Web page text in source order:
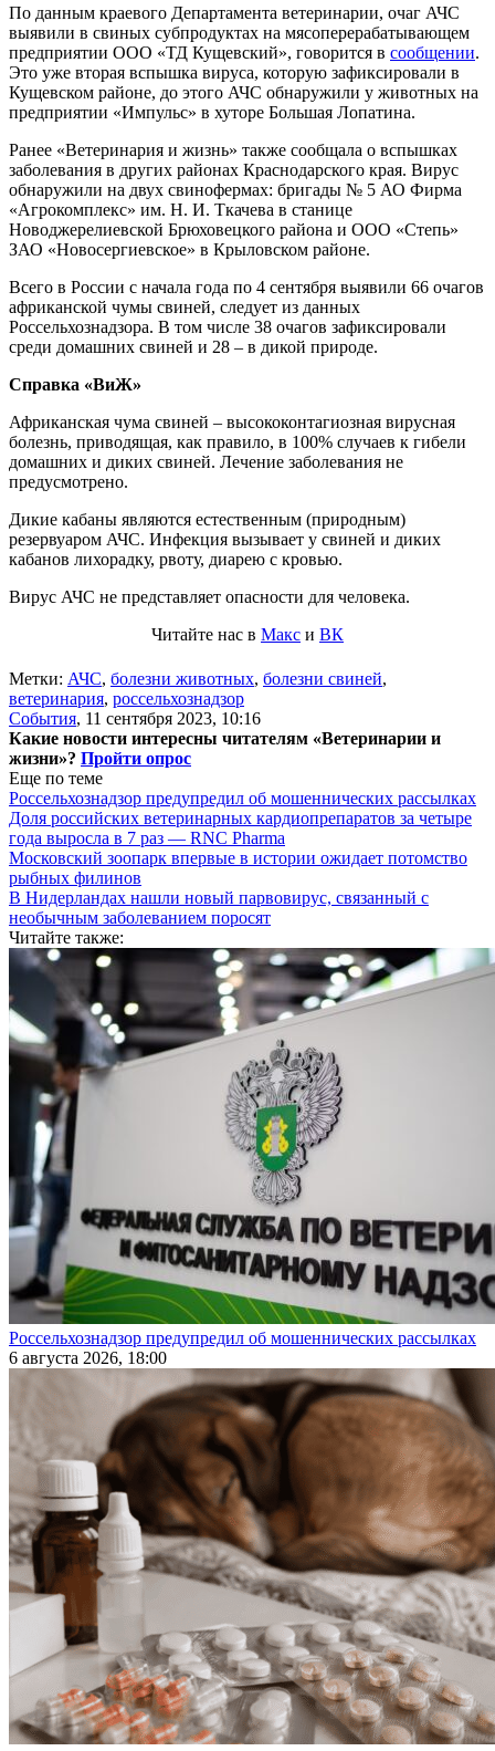
По данным краевого Департамента ветеринарии, очаг АЧС
выявили в свиных субпродуктах на мясоперерабатывающем
предприятии ООО «ТД Кущевский», говорится в сообщении.
Это уже вторая вспышка вируса, которую зафиксировали в
Кущевском районе, до этого АЧС обнаружили у животных на
предприятии «Импульс» в хуторе Большая Лопатина.
Ранее «Ветеринария и жизнь» также сообщала о вспышках
заболевания в других районах Краснодарского края. Вирус
обнаружили на двух свинофермах: бригады № 5 АО Фирма
«Агрокомплекс» им. Н. И. Ткачева в станице
Новоджерелиевской Брюховецкого района и ООО «Степь»
ЗАО «Новосергиевское» в Крыловском районе.
Всего в России с начала года по 4 сентября выявили 66 очагов
африканской чумы свиней, следует из данных
Россельхознадзора. В том числе 38 очагов зафиксировали
среди домашних свиней и 28 – в дикой природе.
Справка «ВиЖ»
Африканская чума свиней – высококонтагиозная вирусная
болезнь, приводящая, как правило, в 100% случаев к гибели
домашних и диких свиней. Лечение заболевания не
предусмотрено.
Дикие кабаны являются естественным (природным)
резервуаром АЧС. Инфекция вызывает у свиней и диких
кабанов лихорадку, рвоту, диарею с кровью.
Вирус АЧС не представляет опасности для человека.
Читайте нас в Макс и ВК
Метки: АЧС, болезни животных, болезни свиней,
ветеринария, россельхознадзор
События, 11 сентября 2023, 10:16
Какие новости интересны читателям «Ветеринарии и
жизни»? Пройти опрос
Еще по теме
Россельхознадзор предупредил об мошеннических рассылках
Доля российских ветеринарных кардиопрепаратов за четыре
года выросла в 7 раз — RNC Pharma
Московский зоопарк впервые в истории ожидает потомство
рыбных филинов
В Нидерландах нашли новый парвовирус, связанный с
необычным заболеванием поросят
Читайте также:
Россельхознадзор предупредил об мошеннических рассылках
6 августа 2026, 18:00